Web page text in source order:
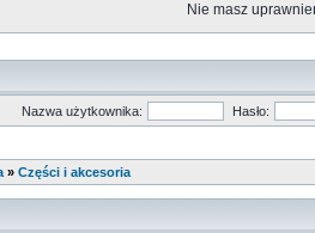
Nie masz
Nazwa użytkownika: Hasło:
» Części i akcesoria